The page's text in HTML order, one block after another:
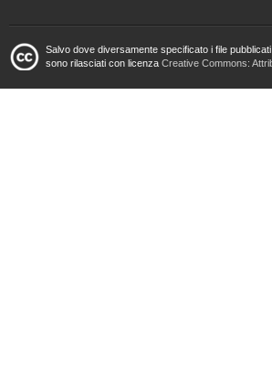
Salvo dove diversamente specificato i file
sono rilasciati con licenza Creative Commons: